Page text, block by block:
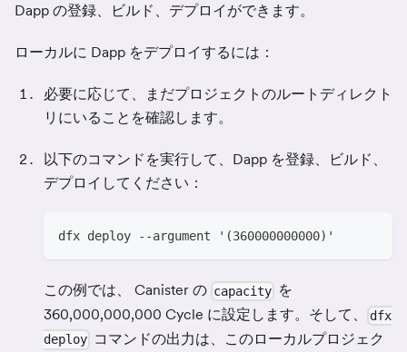
Dapp の登録、ビルド、デプロイができます。
ローカルに Dapp をデプロイするには：
必要に応じて、まだプロジェクトのルートディレクト
リにいることを確認します。
以下のコマンドを実行して、Dapp を登録、ビルド、
デプロイしてください：
dfx deploy --argument '(360000000000)'
この例では、 Canister の capacity を
360,000,000,000 Cycle に設定します。そして、
dfx
deploy コマンドの出力は、このローカルプロジェク